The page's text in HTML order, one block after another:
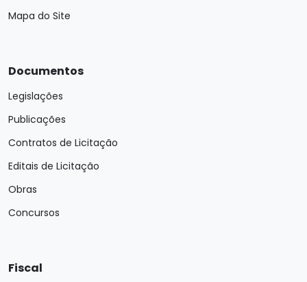
Mapa do Site
Documentos
Legislações
Publicações
Contratos de Licitação
Editais de Licitação
Obras
Concursos
Fiscal